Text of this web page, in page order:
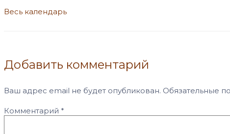
Весь календарь
Добавить комментарий
Ваш адрес email не будет опубликован. Обязательные
Комментарий *